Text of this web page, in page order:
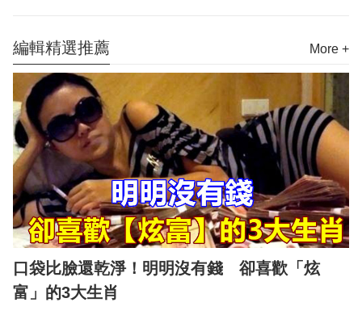
編輯精選推薦 More +
口袋比臉還乾淨！明明沒有錢 卻喜歡「炫
富」的3大生肖